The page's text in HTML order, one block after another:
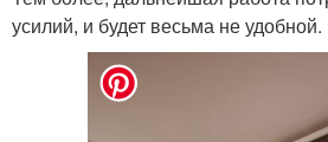
усилий, и будет весьма не удобной.